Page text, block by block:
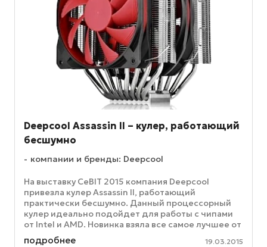
Deepcool Assassin II – кулер, работающий
бесшумно
компании и бренды: Deepcool
На выставку CeBIT 2015 компания Deepcool
привезла кулер Assassin II, работающий
практически бесшумно. Данный процессорный
кулер идеально подойдет для работы с чипами
от Intel и AMD. Новинка взяла все самое лучшее от
предыдущей модели, кулера ...
подробнее 19.03.2015